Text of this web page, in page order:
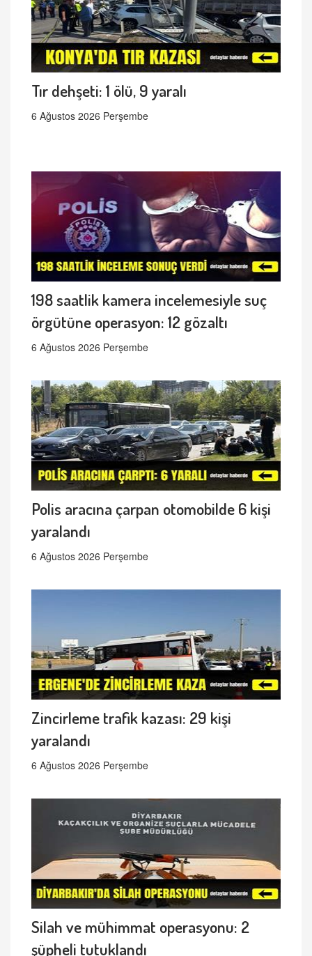
Tır dehşeti: 1 ölü, 9 yaralı
6 Ağustos 2026 Perşembe
198 saatlik kamera incelemesiyle suç
örgütüne operasyon: 12 gözaltı
6 Ağustos 2026 Perşembe
Polis aracına çarpan otomobilde 6 kişi
yaralandı
6 Ağustos 2026 Perşembe
Zincirleme trafik kazası: 29 kişi
yaralandı
6 Ağustos 2026 Perşembe
Silah ve mühimmat operasyonu: 2
şüpheli tutuklandı